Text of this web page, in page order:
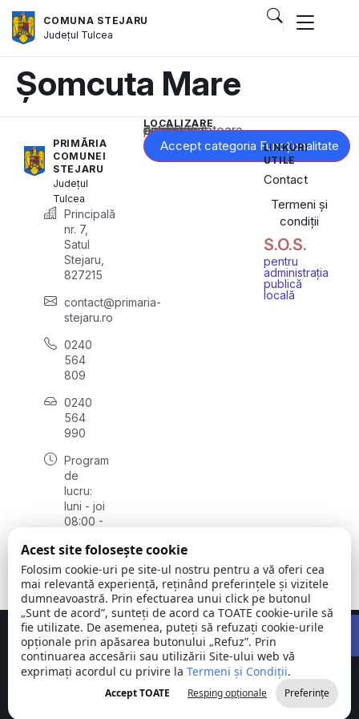
COMUNA STEJARU
Județul Tulcea
Șomcuta Mare
PRIMĂRIA
COMUNEI
STEJARU
Județul
Tulcea
Principală
nr. 7,
Satul
Stejaru,
827215
contact@primaria-
stejaru.ro
0240
564
809
0240
564
990
Program
de
lucru:
luni - joi
08:00 -
vineri
08:00 -
14:00
LOCALIZARE
Acest conținut este blocat până când acceptați categoria corespunzătoare de cookie-uri.
Accept categoria Funcționalitate
LINKURI
UTILE
Contact
Termeni și
condiții
S.O.S.
pentru
administrația
publică
locală
Comuna
Stejaru |
județul Tulcea
©
2026
Toate
drepturile
rezervate
Concept realizat deBig Media Relații Publice SRL
Acest site folosește cookie
Folosim cookie-uri pe site-ul nostru pentru a vă oferi cea
mai relevantă experiență, reținând preferințele și vizitele
dumneavoastră. Prin efectuarea unui click pe butonul
„Sunt de acord”, sunteți de acord ca TOATE cookie-urile să
fie utilizate. De asemenea, puteți să refuzați cookie-urile
opționale prin apăsarea butonului „Refuz”. Prin
continuarea accesării sau utilizării Site-ului web vă
exprimați acordul cu privire la Termeni și Condiții.
Accept TOATE Resping opționale Preferințe